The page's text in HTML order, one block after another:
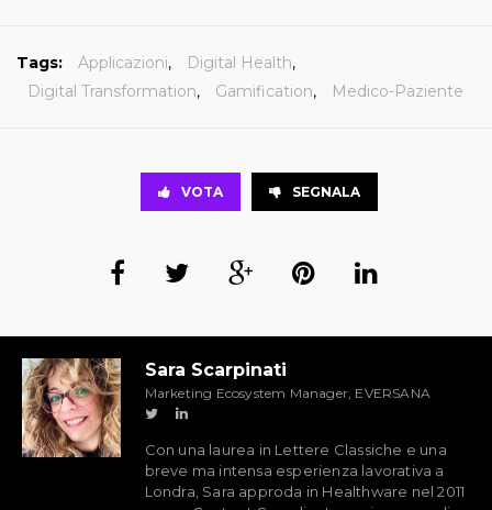
Tags: Applicazioni, Digital Health,
Digital Transformation, Gamification, Medico-Paziente
VOTA SEGNALA
Sara Scarpinati
Marketing Ecosystem Manager, EVERSANA
Con una laurea in Lettere Classiche e una
breve ma intensa esperienza lavorativa a
Londra, Sara approda in Healthware nel 2011